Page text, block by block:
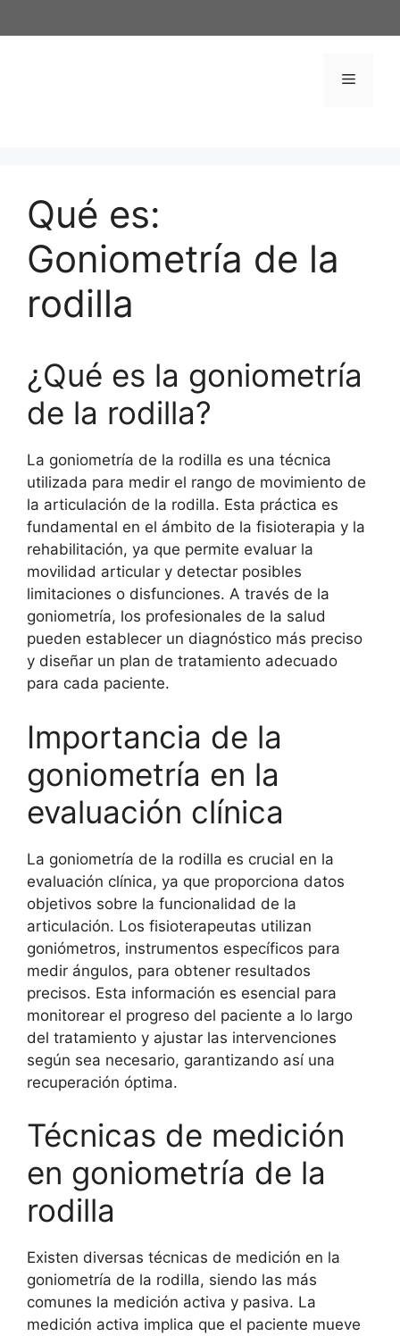
al
Menú
Qué es:
Goniometría de la
rodilla
¿Qué es la goniometría
de la rodilla?
La goniometría de la rodilla es una técnica
utilizada para medir el rango de movimiento de
la articulación de la rodilla. Esta práctica es
fundamental en el ámbito de la fisioterapia y la
rehabilitación, ya que permite evaluar la
movilidad articular y detectar posibles
limitaciones o disfunciones. A través de la
goniometría, los profesionales de la salud
pueden establecer un diagnóstico más preciso
y diseñar un plan de tratamiento adecuado
para cada paciente.
Importancia de la
goniometría en la
evaluación clínica
La goniometría de la rodilla es crucial en la
evaluación clínica, ya que proporciona datos
objetivos sobre la funcionalidad de la
articulación. Los fisioterapeutas utilizan
goniómetros, instrumentos específicos para
medir ángulos, para obtener resultados
precisos. Esta información es esencial para
monitorear el progreso del paciente a lo largo
del tratamiento y ajustar las intervenciones
según sea necesario, garantizando así una
recuperación óptima.
Técnicas de medición
en goniometría de la
rodilla
Existen diversas técnicas de medición en la
goniometría de la rodilla, siendo las más
comunes la medición activa y pasiva. La
medición activa implica que el paciente mueve